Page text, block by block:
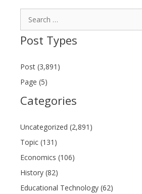
Post Types
Post (3,891)
Page (5)
Categories
Uncategorized (2,891)
Topic (131)
Economics (106)
History (82)
Educational Technology (62)